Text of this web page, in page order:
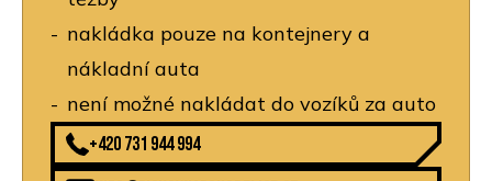
nakládka pouze na kontejnery a
nákladní auta
není možné nakládat do vozíků za auto
+420 731 944 994